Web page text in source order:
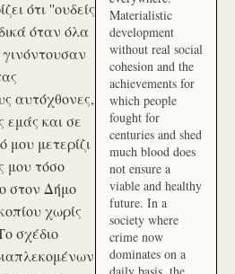
ότι ''ουδείς
όταν όλα
αυτόχθονες,
εμάς και σε
μου μετερίζι
μου τόσο
στον Δήμο
χωρίς
σχέδιο
Materialistic
development
without real social
cohesion and the
achievements for
which people
fought for
centuries and shed
much blood does
not ensure a
viable and healthy
future. In a
society where
crime now
dominates on a